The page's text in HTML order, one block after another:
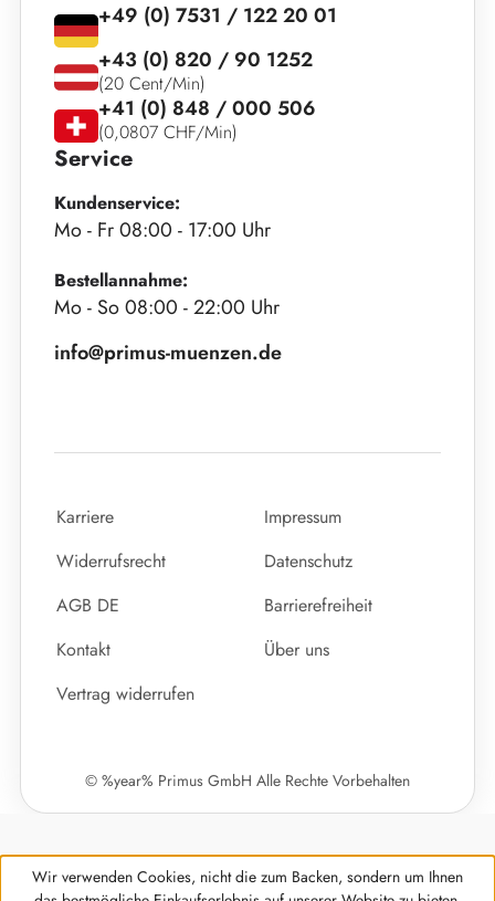
Service
Kundenservice:
Mo - Fr 08:00 - 17:00 Uhr
Bestellannahme:
Mo - So 08:00 - 22:00 Uhr
info@primus-muenzen.de
+49 (0) 7531 / 122 20 01
+43 (0) 820 / 90 1252
(20 Cent/Min)
+41 (0) 848 / 000 506
(0,0807 CHF/Min)
Karriere
Impressum
Widerrufsrecht
Datenschutz
AGB DE
Barrierefreiheit
Kontakt
Über uns
Vertrag widerrufen
© %year% Primus GmbH Alle Rechte Vorbehalten
Wir verwenden Cookies, nicht die zum Backen, sondern um Ihnen